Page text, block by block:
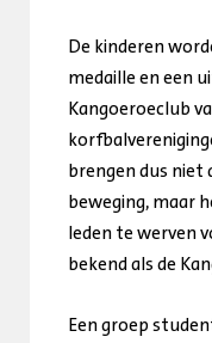
De kinderen
medaille en een
Kangoeroeclub
brengen dus niet
beweging, maar
leden te werven
bekend als de
Een groep